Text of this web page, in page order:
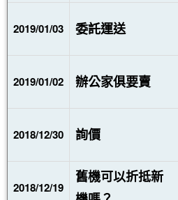
2019/01/03 委託運送
2019/01/02 辦公家俱要賣
2018/12/30 詢價
2018/12/19
舊機可以折抵新